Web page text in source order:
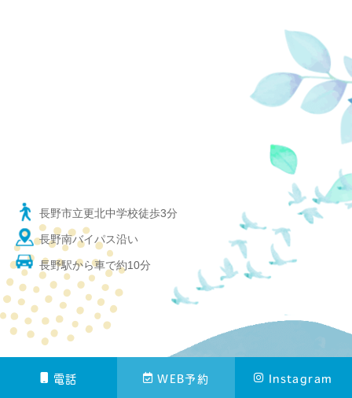
電話 WEB予約 Instagram
長野市立更北中学校徒歩3分
長野南バイパス沿い
長野駅から車で約10分